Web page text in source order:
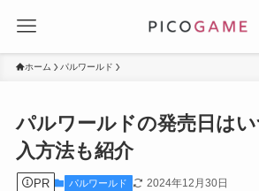
ホーム パルワールド
パルワールドの発売日は
入方法も紹介
PR パルワールド 2024年12月30日